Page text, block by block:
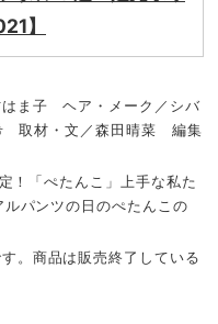
】
ま子 ヘア・メーク／シバ
取材・文／森田晴菜 編集
！「ぺたんこ」上手な私た
パンツの日のぺたんこの
。商品は販売終了している